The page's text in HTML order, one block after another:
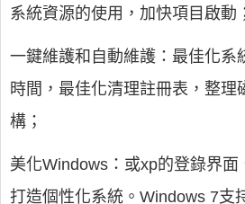
系統資源的使用，加快項目啟動
一鍵維護和自動維護：最佳化系
時間，最佳化清理註冊表，整理
構；
美化Windows：或xp的登錄界面
打造個性化系統。Windows 7支